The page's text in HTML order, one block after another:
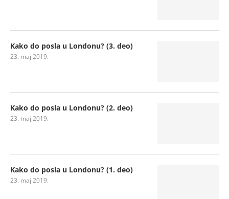
Kako do posla u Londonu? (3. deo)
23. maj 2019.
Kako do posla u Londonu? (2. deo)
23. maj 2019.
Kako do posla u Londonu? (1. deo)
23. maj 2019.